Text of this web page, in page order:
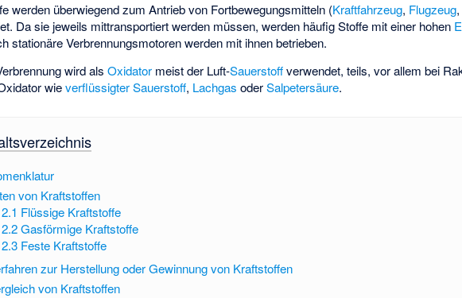
werden überwiegend zum Antrieb von Fortbewegungsmitteln (Kraftfahrzeug, Flugzeug
Da sie jeweils mittransportiert werden müssen, werden häufig Stoffe mit einer hohen
stationäre Verbrennungsmotoren werden mit ihnen betrieben.
wird alsOxidator meist der Luft-Sauerstoffverwendet, teils, vor allem bei
wieverflüssigter Sauerstoff, Lachgas oderSalpetersäure.
von Kraftstoffen
2.1 Flüssige Kraftstoffe
2.2 Gasförmige Kraftstoffe
2.3 Feste Kraftstoffe
zur Herstellung oder Gewinnung von Kraftstoffen
von Kraftstoffen